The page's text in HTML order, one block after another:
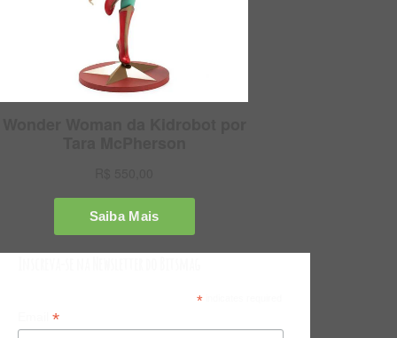
*indicates required
*